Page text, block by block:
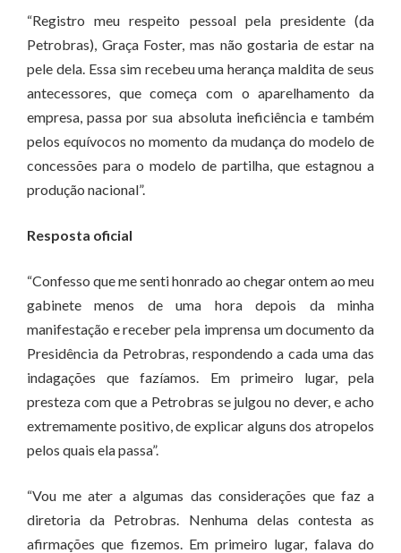
“Registro meu respeito pessoal pela presidente (da
Petrobras), Graça Foster, mas não gostaria de estar na
pele dela. Essa sim recebeu uma herança maldita de seus
antecessores, que começa com o aparelhamento da
empresa, passa por sua absoluta ineficiência e também
pelos equívocos no momento da mudança do modelo de
concessões para o modelo de partilha, que estagnou a
produção nacional”.
Resposta oficial
“Confesso que me senti honrado ao chegar ontem ao meu
gabinete menos de uma hora depois da minha
manifestação e receber pela imprensa um documento da
Presidência da Petrobras, respondendo a cada uma das
indagações que fazíamos. Em primeiro lugar, pela
presteza com que a Petrobras se julgou no dever, e acho
extremamente positivo, de explicar alguns dos atropelos
pelos quais ela passa”.
“Vou me ater a algumas das considerações que faz a
diretoria da Petrobras. Nenhuma delas contesta as
afirmações que fizemos. Em primeiro lugar, falava do